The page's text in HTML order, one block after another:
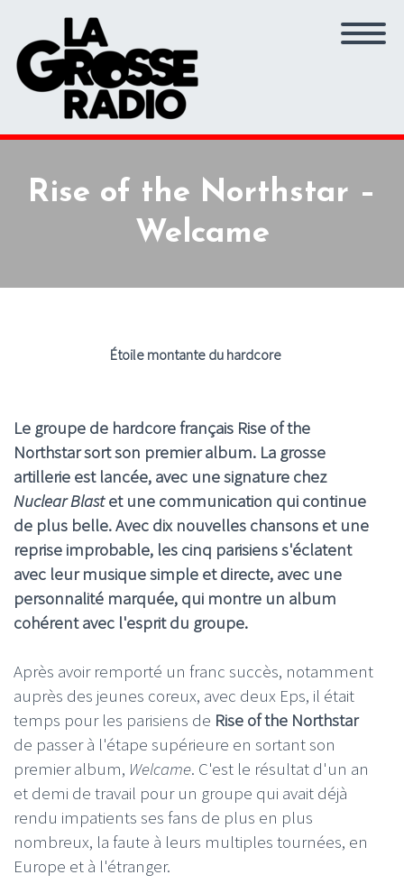
Rise of the Northstar –
Welcame
Étoile montante du hardcore
Le groupe de hardcore français Rise of the
Northstar sort son premier album. La grosse
artillerie est lancée, avec une signature chez
Nuclear Blastet une communication qui continue
de plus belle. Avec dix nouvelles chansons et une
reprise improbable, les cinq parisiens s'éclatent
avec leur musique simple et directe, avec une
personnalité marquée, qui montre un album
cohérent avec l'esprit du groupe.
Après avoir remporté un franc succès, notamment
auprès des jeunes coreux, avec deux Eps, il était
temps pour les parisiens de Rise of the Northstar
de passer à l'étape supérieure en sortant son
premier album, Welcame. C'est le résultat d'un an
et demi de travail pour un groupe qui avait déjà
rendu impatients ses fans de plus en plus
nombreux, la faute à leurs multiples tournées, en
Europe et à l'étranger.